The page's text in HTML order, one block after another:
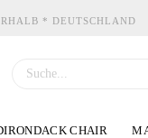
* DEUTSCHLAND
CHAIR